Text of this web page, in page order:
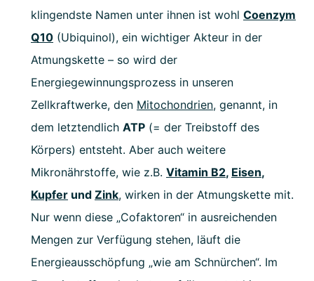
klingendste Namen unter ihnen ist wohl Coenzym
Q10 (Ubiquinol), ein wichtiger Akteur in der
Atmungskette – so wird der
Energiegewinnungsprozess in unseren
Zellkraftwerke, den Mitochondrien, genannt, in
dem letztendlich ATP (= der Treibstoff des
Körpers) entsteht. Aber auch weitere
Mikronährstoffe, wie z.B. Vitamin B2, Eisen,
Kupfer und Zink, wirken in der Atmungskette mit.
Nur wenn diese „Cofaktoren“ in ausreichenden
Mengen zur Verfügung stehen, läuft die
Energieausschöpfung „wie am Schnürchen“. Im